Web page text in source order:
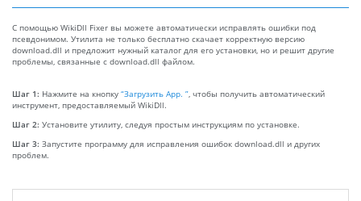
С помощью WikiDll Fixer вы можете автоматически исправлять ошибки под
псевдонимом. Утилита не только бесплатно скачает корректную версию
download.dll и предложит нужный каталог для его установки, но и решит другие
проблемы, связанные с download.dll файлом.
Шаг 1: Нажмите на кнопку “Загрузить App. ”, чтобы получить автоматический
инструмент, предоставляемый WikiDll.
Шаг 2: Установите утилиту, следуя простым инструкциям по установке.
Шаг 3: Запустите программу для исправления ошибок download.dll и других
проблем.